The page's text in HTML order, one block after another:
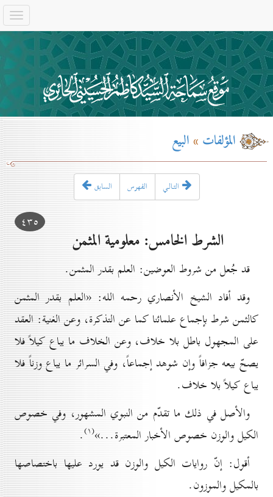
المؤلفات»البيع
السابق الفهرس التـالـي
٤۳٥
الشرط الخامس: معلومية المثمن
قد جُعل من شروط العوضين: العلم بقدر المثمن.
وقد أفاد الشيخ الأنصاري رحمه الله: «العلم بقدر المثمن
كالثمن شرط بإجماع علمائنا كما عن التذكرة، وعن الغنية: العقد
على المجهول باطل بلا خلاف، وعن الخلاف ما يباع كيلاً فلا
يصحّ بيعه جزافاً وإن شوهد إجماعاً، وفي السرائر ما يباع وزناً فلا
يباع كيلاً بلا خلاف.
والأصل في ذلك ما تقدّم من النبوي المشهور، وفي خصوص
الكيل والوزن خصوص الأخبار المعتبرة...»(۱) .
أقول: إنّ روايات الكيل والوزن قد يورد عليها باختصاصها
بالمكيل والموزون.